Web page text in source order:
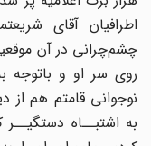
اطرافیان آقای
چشم‌چرانی در آن موقعیت
روی سر او و باتوجه
نوجوانی قامتم هم از
به اشتبــاه